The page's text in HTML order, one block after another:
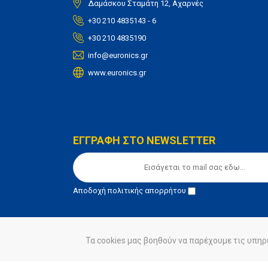
Δαμάσκου Σταμάτη 12, Αχαρνές
+30 210 4835143 - 6
+30 210 4835190
info@euronics.gr
www.euronics.gr
ΕΓΓΡΑΦΗ ΣΤΟ NEWSLETTER
Αποδοχήπολιτικής απορρήτου
© euronics 2020 Όροι Χρήσης Πολιτική
Τα cookies μας βοηθούν να παρέχουμε τις